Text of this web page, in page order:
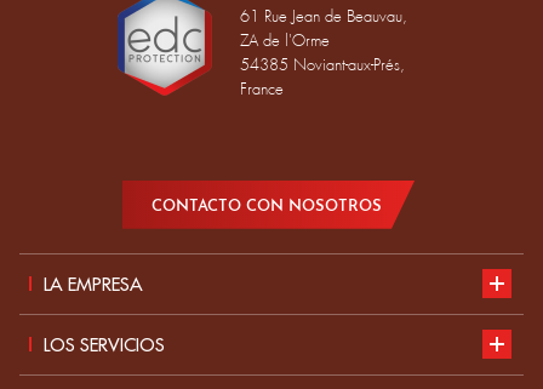
61 Rue Jean de Beauvau,
ZA de l'Orme
54385 Noviant-aux-Prés,
France
CONTACTO CON NOSOTROS
LA EMPRESA
Desarrollo sostenible
LOS SERVICIOS